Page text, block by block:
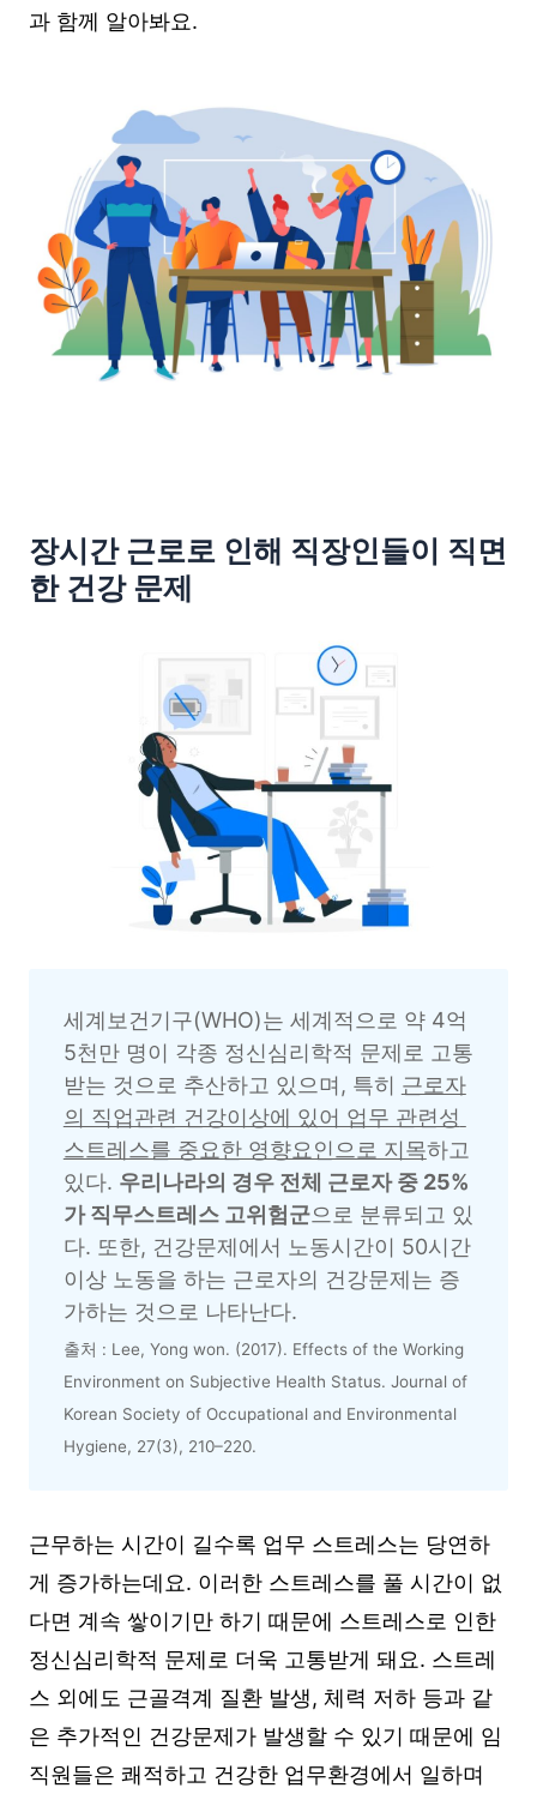
과 함께 알아봐요.
장시간 근로로 인해 직장인들이 직면
한 건강 문제
세계보건기구(WHO)는 세계적으로 약 4억
5천만 명이 각종 정신심리학적 문제로 고통
받는 것으로 추산하고 있으며, 특히 근로자
의 직업관련 건강이상에 있어 업무 관련성
스트레스를 중요한 영향요인으로 지목하고
있다. 우리나라의 경우 전체 근로자 중 25%
가 직무스트레스 고위험군으로 분류되고 있
다. 또한, 건강문제에서 노동시간이 50시간
이상 노동을 하는 근로자의 건강문제는 증
가하는 것으로 나타난다.
출처 : Lee, Yong won. (2017). Effects of the Working
Environment on Subjective Health Status. Journal of
Korean Society of Occupational and Environmental
Hygiene, 27(3), 210–220.
근무하는 시간이 길수록 업무 스트레스는 당연하
게 증가하는데요. 이러한 스트레스를 풀 시간이 없
다면 계속 쌓이기만 하기 때문에 스트레스로 인한
정신심리학적 문제로 더욱 고통받게 돼요. 스트레
스 외에도 근골격계 질환 발생, 체력 저하 등과 같
은 추가적인 건강문제가 발생할 수 있기 때문에 임
직원들은 쾌적하고 건강한 업무환경에서 일하며